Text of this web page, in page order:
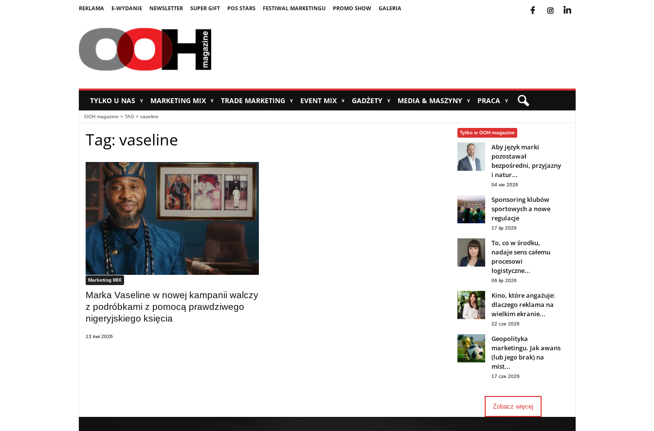
REKLAMA E-WYDANIE NEWSLETTER SUPER GIFT POS STARS FESTIWAL MARKETINGU PROMO SHOW GALERIA
TYLKO U NAS ∨ MARKETING MIX ∨ TRADE MARKETING ∨ EVENT MIX ∨ GADŻETY ∨ MEDIA & MASZYNY ∨ PRACA ∨
OOH magazine > TAG > vaseline
Tag: vaseline
Marketing MIX
Marka Vaseline w nowej kampanii walczy
z podróbkami z pomocą prawdziwego
nigeryjskiego księcia
13 kwi 2026
Tylko w OOH magazine
Aby język marki
pozostawał
bezpośredni, przyjazny
i natur...
04 sie 2026
Sponsoring klubów
sportowych a nowe
regulacje
17 lip 2026
To, co w środku,
nadaje sens całemu
procesowi
logistyczne...
06 lip 2026
Kino, które angażuje:
dlaczego reklama na
wielkim ekranie...
22 cze 2026
Geopolityka
marketingu. Jak awans
(lub jego brak) na
mist...
17 cze 2026
Zobacz więcej